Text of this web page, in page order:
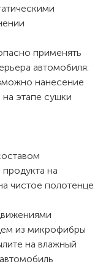
применять
автомобиля:
нанесение
этапе сушки
на
чистое полотенце
из микрофибры
на влажный